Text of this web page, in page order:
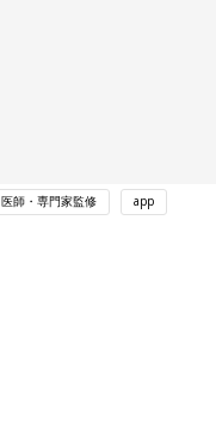
医師・専門家監修 app